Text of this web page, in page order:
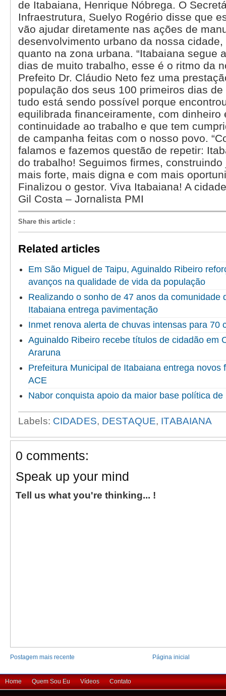
de Itabaiana, Henrique Nóbrega. O
Infraestrutura, Suelyo Rogério disse que
vão ajudar diretamente nas ações de
desenvolvimento urbano da nossa
quanto na zona urbana. “Itabaiana segue
dias de muito trabalho, esse é o ritmo da
Prefeito Dr. Cláudio Neto fez uma
população dos seus 100 primeiros dias
tudo está sendo possível porque
equilibrada financeiramente, com dinheiro
continuidade ao trabalho e que tem
de campanha feitas com o nosso povo.
falamos e fazemos questão de repetir:
do trabalho! Seguimos firmes,
mais forte, mais digna e com mais
Finalizou o gestor. Viva Itabaiana! A
Gil Costa – Jornalista PMI
Share this article :
Related articles
Em São Miguel de Taipu, Aguinaldo Ribeiro
avanços na qualidade de vida da população
Realizando o sonho de 47 anos da comunidade
Itabaiana entrega pavimentação
Inmet renova alerta de chuvas intensas para 70
Aguinaldo Ribeiro recebe títulos de cidadão em
Araruna
Prefeitura Municipal de Itabaiana entrega novos
ACE
Nabor conquista apoio da maior base política de
Labels: CIDADES, DESTAQUE, ITABAIANA
0 comments:
Speak up your mind
Tell us what you're thinking... !
Postagem mais recente Página inicial
Home Quem Sou Eu Vídeos Contato